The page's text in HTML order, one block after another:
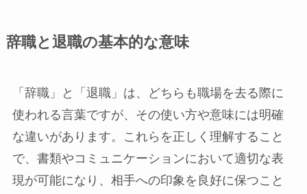
辞職と退職の基本的な意味
「辞職」と「退職」は、どちらも職場を去る際に
使われる言葉ですが、その使い方や意味には明確
な違いがあります。これらを正しく理解すること
で、書類やコミュニケーションにおいて適切な表
現が可能になり、相手への印象を良好に保つこと